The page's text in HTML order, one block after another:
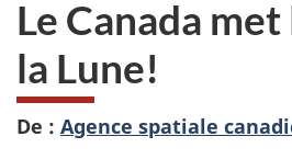
ici :
Le Canada
la Lune!
De : Agence spatiale